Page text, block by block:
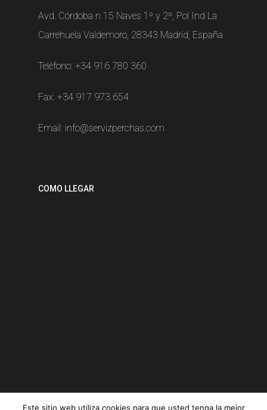
Avd. Córdoba n 15 Naves 1º y 2º, Pol Ind La
Carrehuela Valdemoro, 28343 Madrid, España
Teléfono: +34 916 780 360
Fax: +34 917 973 654
Email: info@servizperchas.com
COMO LLEGAR
Este sitio web utiliza cookies para que usted tenga la mejor